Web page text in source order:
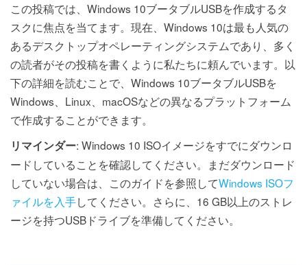
この投稿では、Windows 10ブータブルUSBを作成するタ
スクに焦点を当てます。現在、Windows 10は最も人気の
あるデスクトップオペレーティングシステムであり、多く
の読者がその投稿を書くように私たちに頼んでいます。以
下の詳細を読むことで、Windows 10ブータブルUSBを
Windows、Linux、macOSなどの異なるプラットフォーム
で作成することができます。
リマインダー: Windows 10 ISOイメージをすでにダウンロ
ードしていることを確認してください。まだダウンロード
していない場合は、このガイドを参照してWindows ISOフ
ァイルを入手してください。さらに、16 GB以上のストレ
ージを持つUSBドライブを準備してください。